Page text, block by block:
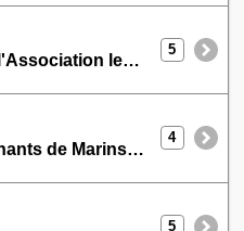
Concert pour l'Association les Ptits Sôts à Sottevast
5
Festival des chants de Marins La Hougue
4
5